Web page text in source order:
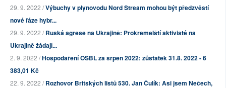
29. 9. 2022 /Výbuchy v plynovodu Nord Stream mohou být předzvěstí
nové fáze hybr...
29. 9. 2022 /Ruská agrese na Ukrajině: Prokremelští aktivisté na
Ukrajině žádají...
2. 9. 2022 /Hospodaření OSBL za srpen 2022: zůstatek 31.8. 2022 - 6
383,01 Kč
22. 9. 2022 /Rozhovor Britských listů 530. Jan Čulík: Asi jsem Nečech,